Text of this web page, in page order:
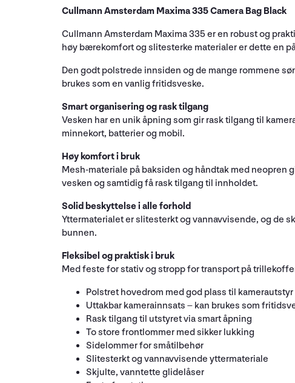
Cullmann Amsterdam Maxima 335 Camera Bag Black
Cullmann Amsterdam Maxima 335 er en robust og
høy bærekomfort og slitesterke materialer er dette en
Den godt polstrede innsiden og de mange rommene
brukes som en vanlig fritidsveske.
Smart organisering og rask tilgang
Vesken har en unik åpning som gir rask tilgang til
minnekort, batterier og mobil.
Høy komfort i bruk
Mesh-materiale på baksiden og håndtak med
vesken og samtidig få rask tilgang til innholdet.
Solid beskyttelse i alle forhold
Yttermaterialet er slitesterkt og vannavvisende, og de
bunnen.
Fleksibel og praktisk i bruk
Med feste for stativ og stropp for transport på
Polstret hovedrom med god plass til kamerautstyr
Uttakbar kamerainnsats – kan brukes som
Rask tilgang til utstyret via smart åpning
To store frontlommer med sikker lukking
Sidelommer for småtilbehør
Slitesterkt og vannavvisende yttermateriale
Skjulte, vanntette glidelåser